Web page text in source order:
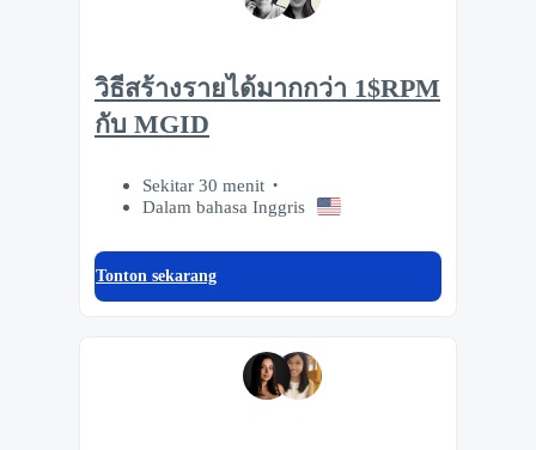
วิธีสร้างรายได้มากกว่า 1$RPM
กับ MGID
Sekitar 30 menit
Dalam bahasa Inggris
Tonton sekarang